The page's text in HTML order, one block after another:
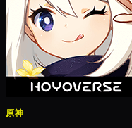
原神